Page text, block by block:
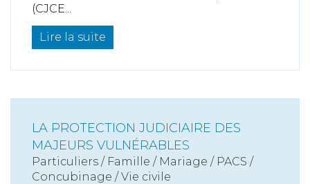
(CJCE...
Lire la suite
LA PROTECTION JUDICIAIRE DES
MAJEURS VULNÉRABLES
Particuliers / Famille / Mariage / PACS /
Concubinage / Vie civile